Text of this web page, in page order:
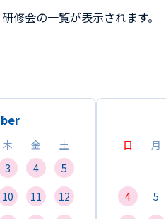
修会の一覧が表示されます。
木 金
土
3 4
5
10 11
12
日 月
4
5